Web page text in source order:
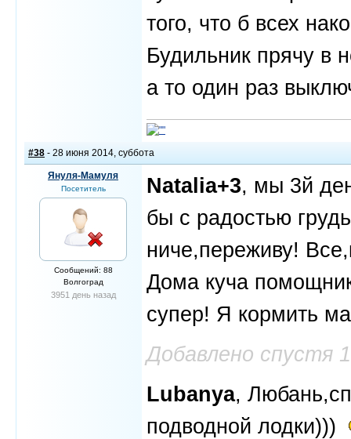
того, что б всех
Будильник прячу в
а то один раз
#38 - 28 июня 2014, суббота
Януля-Мамуля
Посетитель
Сообщений: 88
Волгоград
3951 день назад
Natalia+3, мы 3й
бы с радостью
ниче,переживу!
Дома куча
супер! Я кормить
Добавлено спустя
Lubanya,
подводной лодки)))